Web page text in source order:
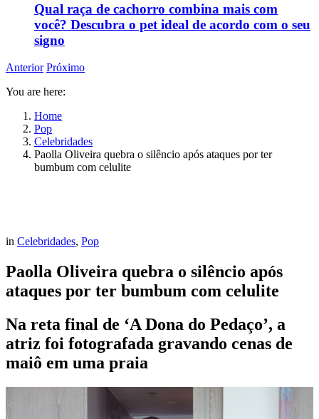
Qual raça de cachorro combina mais com
você? Descubra o pet ideal de acordo com o seu
signo
Anterior Próximo
You are here:
Home
Pop
Celebridades
Paolla Oliveira quebra o silêncio após ataques por ter
bumbum com celulite
in Celebridades, Pop
Paolla Oliveira quebra o silêncio após
ataques por ter bumbum com celulite
Na reta final de ‘A Dona do Pedaço’, a
atriz foi fotografada gravando cenas de
maiô em uma praia